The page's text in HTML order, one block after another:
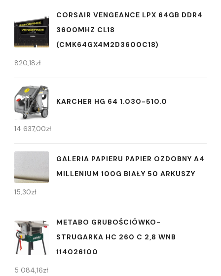
CORSAIR VENGEANCE LPX 64GB DDR4
3600MHZ CL18
(CMK64GX4M2D3600C18)
820,18zł
KARCHER HG 64 1.030-510.0
14 637,00zł
GALERIA PAPIERU PAPIER OZDOBNY A4
MILLENIUM 100G BIAŁY 50 ARKUSZY
15,30zł
METABO GRUBOŚCIÓWKO-
STRUGARKA HC 260 C 2,8 WNB
114026100
5 084,16zł